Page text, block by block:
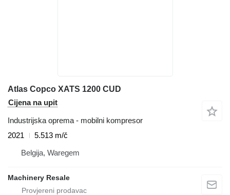
Atlas Copco XATS 1200 CUD
Cijena na upit
Industrijska oprema - mobilni kompresor
2021
5.513 m/č
Belgija, Waregem
Machinery Resale